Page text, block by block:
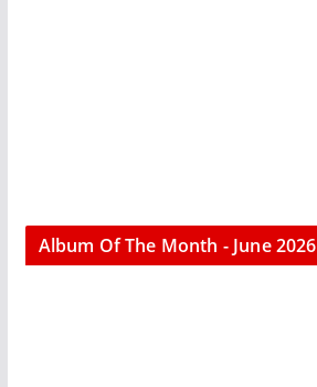
Album Of The Month - June 2026